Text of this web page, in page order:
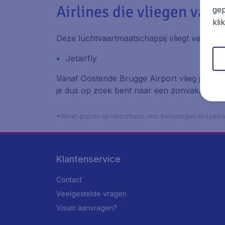
Airlines die vliegen van
Deze luchtvaartmaatschappij vliegt van en
Jetairfly
Vanaf Oostende Brugge Airport vlieg je
je dus op zoek bent naar een zonvakantie
*Vanaf-prijzen op retourbasis, incl. belastingen en
Klantenservice
Contact
Veelgestelde vragen
Visum aanvragen?